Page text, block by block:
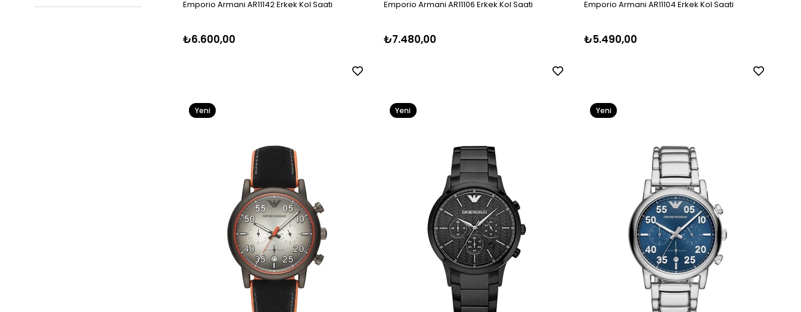
Emporio Armani AR11142 Erkek Kol Saati
₺6.600,00
Emporio Armani AR11106 Erkek Kol Saati
₺7.480,00
Emporio Armani AR11104 Erkek Kol Saati
₺5.490,00
Yeni
Yeni
Yeni